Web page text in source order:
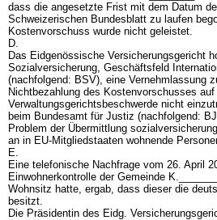
dass die angesetzte Frist mit dem Datum
Schweizerischen Bundesblatt zu laufen
Kostenvorschuss wurde nicht geleistet.
D.
Das Eidgenössische Versicherungsgericht
Sozialversicherung, Geschäftsfeld
(nachfolgend: BSV), eine Vernehmlassung
Nichtbezahlung des Kostenvorschusses auf
Verwaltungsgerichtsbeschwerde nicht
beim Bundesamt für Justiz (nachfolgend:
Problem der Übermittlung
an in EU-Mitgliedstaaten wohnende
E.
Eine telefonische Nachfrage vom 26. April
Einwohnerkontrolle der Gemeinde
Wohnsitz hatte, ergab, dass dieser die
besitzt.
Die Präsidentin des Eidg.